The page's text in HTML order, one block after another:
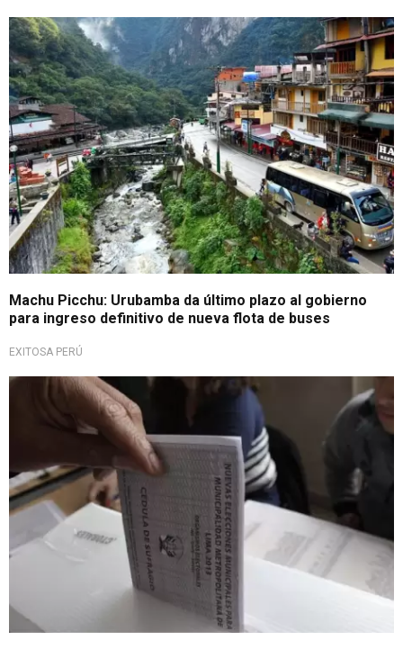
Fijo plazo límite
Machu Picchu: Urubamba da último plazo al gobierno
para ingreso definitivo de nueva flota de buses
EXITOSA PERÚ
Importante detalle